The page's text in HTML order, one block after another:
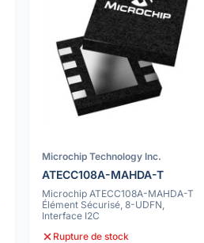
Microchip Technology Inc.
ATECC108A-MAHDA-T
Microchip ATECC108A-MAHDA-T
Élément Sécurisé, 8-UDFN,
Interface I2C
Rupture de stock